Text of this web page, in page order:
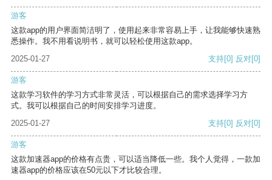
游客
这款app的用户界面简洁明了，使用起来非常容易上手，让我能够快速熟
悉操作。我不用看说明书，就可以轻松使用这款app。
2025-01-27
支持[0] 反对[0]
游客
这款学习软件的学习方式非常灵活，可以根据自己的需求选择学习方
式。我可以根据自己的时间安排学习进度。
2025-01-27
支持[0] 反对[0]
游客
这款加速器app的价格有点贵，可以适当降低一些。我个人觉得，一款加
速器app的价格应该在50元以下才比较合理。